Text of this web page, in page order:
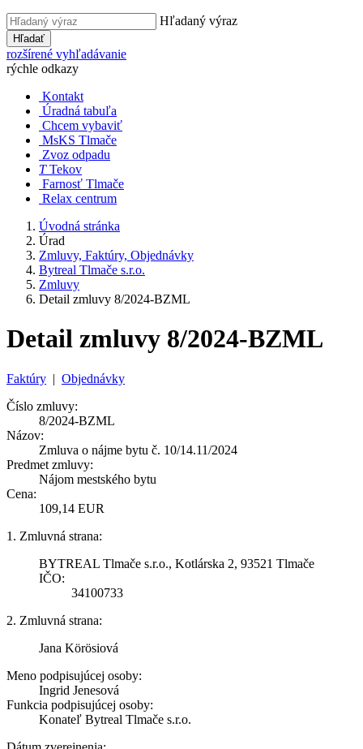
Hľadaný výraz
Hľadať
rozšírené vyhľadávanie
rýchle odkazy
Kontakt
Úradná tabuľa
Chcem vybaviť
MsKS Tlmače
Zvoz odpadu
T Tekov
Farnosť Tlmače
Relax centrum
Úvodná stránka
Úrad
Zmluvy, Faktúry, Objednávky
Bytreal Tlmače s.r.o.
Zmluvy
Detail zmluvy 8/2024-BZML
Detail zmluvy 8/2024-BZML
Faktúry | Objednávky
Číslo zmluvy:
8/2024-BZML
Názov:
Zmluva o nájme bytu č. 10/14.11/2024
Predmet zmluvy:
Nájom mestského bytu
Cena:
109,14 EUR
1. Zmluvná strana:
BYTREAL Tlmače s.r.o., Kotlárska 2, 93521 Tlmače
IČO:
34100733
2. Zmluvná strana:
Jana Körösiová
Meno podpisujúcej osoby:
Ingrid Jenesová
Funkcia podpisujúcej osoby:
Konateľ Bytreal Tlmače s.r.o.